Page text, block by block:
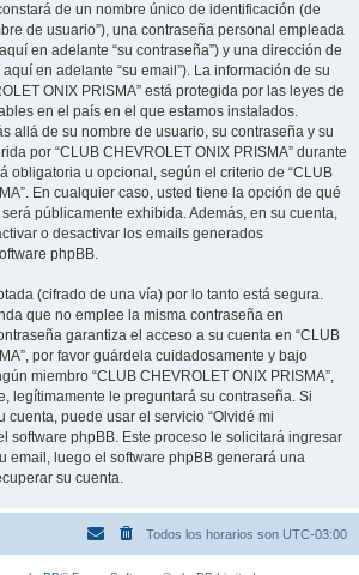
de un nombre único de identificación (de
de usuario”), una contraseña personal empleada
en adelante “su contraseña”) y una dirección de
en adelante “su email”). La información de su
ONIX PRISMA” está protegida por las leyes de
en el país en el que estamos instalados.
allá de su nombre de usuario, su contraseña y su
por “CLUB CHEVROLET ONIX PRISMA” durante
obligatoria u opcional, según el criterio de “CLUB
En cualquier caso, usted tiene la opción de qué
públicamente exhibida. Además, en su cuenta,
o desactivar los emails generados
phpBB.
(cifrado de una vía) por lo tanto está segura.
que no emplee la misma contraseña en
garantiza el acceso a su cuenta en “CLUB
por favor guárdela cuidadosamente y bajo
miembro “CLUB CHEVROLET ONIX PRISMA”,
legítimamente le preguntará su contraseña. Si
cuenta, puede usar el servicio “Olvidé mi
software phpBB. Este proceso le solicitará ingresar
email, luego el software phpBB generará una
su cuenta.
Todos los horarios son UTC-03:00